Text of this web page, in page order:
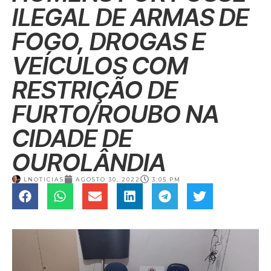
ILEGAL DE ARMAS DE
FOGO, DROGAS E
VEÍCULOS COM
RESTRIÇÃO DE
FURTO/ROUBO NA
CIDADE DE
OUROLÂNDIA
LNOTICIAS AGOSTO 30, 2022 3:05 PM